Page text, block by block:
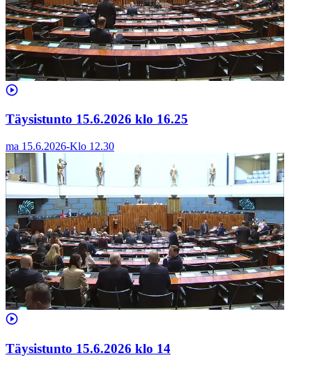
Täysistunto 15.6.2026 klo 16.25
ma 15.6.2026-Klo 12.30
Täysistunto 15.6.2026 klo 14